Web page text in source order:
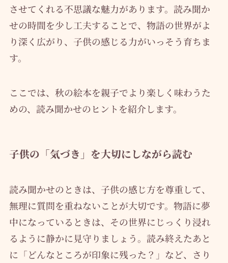
させてくれる不思議な魅力があります。読み聞か
せの時間を少し工夫することで、物語の世界がよ
り深く広がり、子供の感じる力がいっそう育ちま
す。
ここでは、秋の絵本を親子でより楽しく味わうた
めの、読み聞かせのヒントを紹介します。
子供の「気づき」を大切にしながら読む
読み聞かせのときは、子供の感じ方を尊重して、
無理に質問を重ねないことが大切です。物語に夢
中になっているときは、その世界にじっくり浸れ
るように静かに見守りましょう。読み終えたあと
に「どんなところが印象に残った？」など、さり